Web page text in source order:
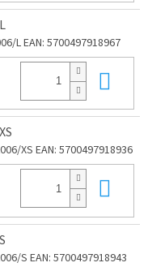
LEAN: 5700497918967
XS EAN: 5700497918936
SEAN: 5700497918943